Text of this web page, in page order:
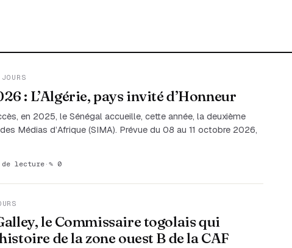
: L’Algérie, pays invité d’Honneur
en 2025, le Sénégal accueille, cette année, la deuxième
Médias d’Afrique (SIMA). Prévue du 08 au 11 octobre 2026,
de lecture· ✎ 0
le Commissaire togolais qui
de la zone ouest B de la CAF